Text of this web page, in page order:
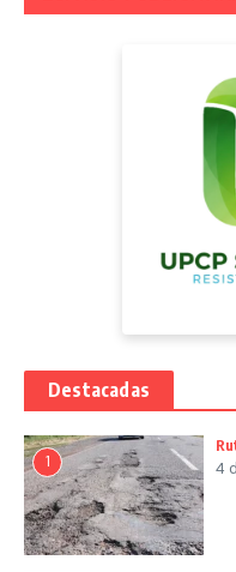
Destacadas
1 4